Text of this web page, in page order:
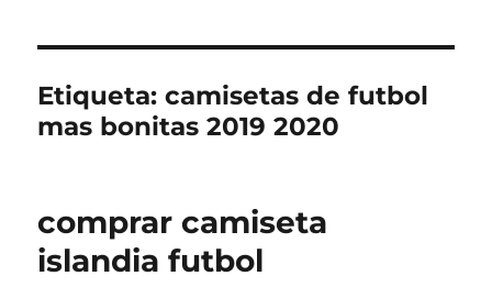
Etiqueta:camisetas de futbol
mas bonitas 2019 2020
comprar camiseta
islandia futbol